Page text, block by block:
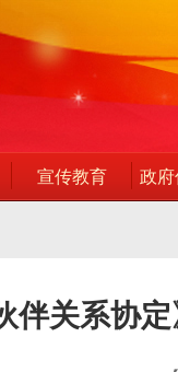
宣传教育 政
伴关系协